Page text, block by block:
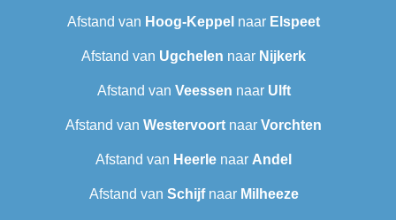
Afstand van Hoog-Keppel naar Elspeet
Afstand van Ugchelen naar Nijkerk
Afstand van Veessen naar Ulft
Afstand van Westervoort naar Vorchten
Afstand van Heerle naar Andel
Afstand van Schijfnaar Milheeze